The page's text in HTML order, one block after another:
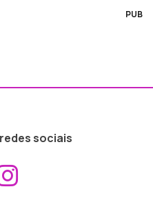
PUB
sociais
ao